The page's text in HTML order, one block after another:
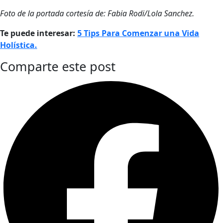
Foto de la portada cortesía de: Fabia Rodi/Lola Sanchez.
Te puede interesar: 5 Tips Para Comenzar una Vida
Holística.
Comparte este post